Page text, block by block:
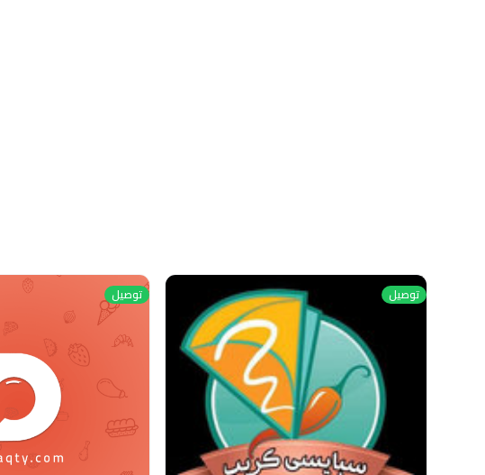
توصيل توصيل